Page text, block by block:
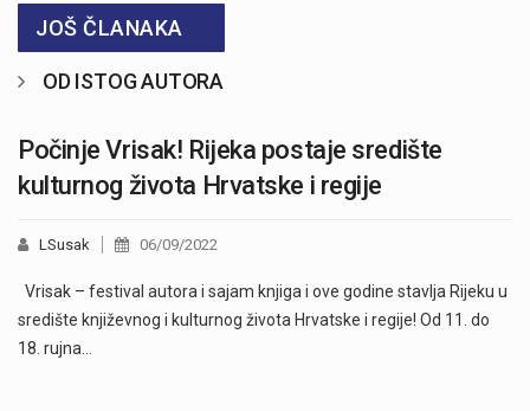
JOŠ ČLANAKA
OD ISTOG AUTORA
Počinje Vrisak! Rijeka postaje središte
kulturnog života Hrvatske i regije
LSusak 06/09/2022
Vrisak – festival autora i sajam knjiga i ove godine stavlja Rijeku u
središte književnog i kulturnog života Hrvatske i regije! Od 11. do
18. rujna…